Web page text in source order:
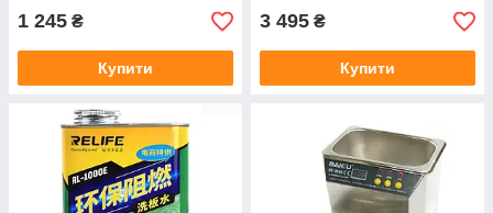
1 245 ₴
Купити
3 495 ₴
Купити